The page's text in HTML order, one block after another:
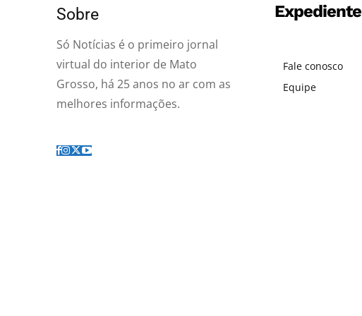
Sobre
Só Notícias é o primeiro jornal
virtual do interior de Mato
Grosso, há 25 anos no ar com as
melhores informações.
Expediente
Fale conosco
Equipe